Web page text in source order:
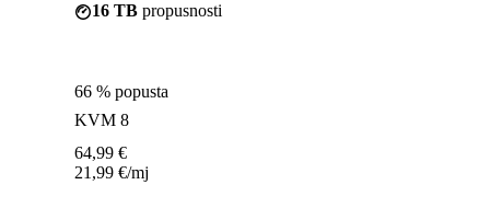
16 TB propusnosti
66 % popusta
KVM 8
64,99 €
21,99 €/mj